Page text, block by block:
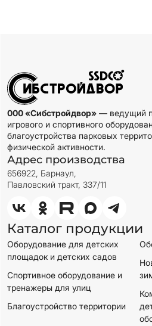
000 «Сибстройдвор» — ведущий
игрового и спортивного
благоустройства парковых
физической активности.
Адрес производства
656922, Барнаул,
Павловский тракт, 337/11
Каталог продукции
Оборудование для детских
площадок и детских садов
Спортивное оборудование и
тренажеры для улиц
Благоустройство территории